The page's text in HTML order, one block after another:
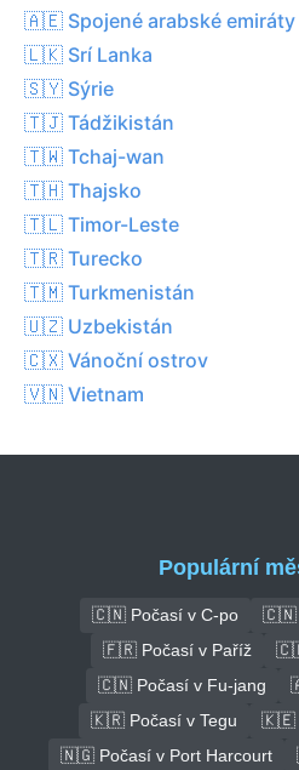
🇦🇪 Spojené arabské emiráty
🇱🇰 Srí Lanka
🇸🇾 Sýrie
🇹🇯 Tádžikistán
🇹🇼 Tchaj-wan
🇹🇭 Thajsko
🇹🇱 Timor-Leste
🇹🇷 Turecko
🇹🇲 Turkmenistán
🇺🇿 Uzbekistán
🇨🇽 Vánoční ostrov
🇻🇳 Vietnam
Populární
🇨🇳 Počasí v C-po
🇨🇳
🇫🇷 Počasí v Paříž
🇨🇳 Počasí v Fu-jang
🇰🇷 Počasí v Tegu
🇰🇪
🇳🇬 Počasí v Port Harcourt